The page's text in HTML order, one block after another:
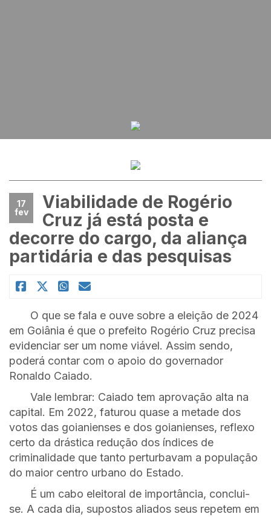
17
fev
Viabilidade de Rogério
Cruz já está posta e
decorre do cargo, da aliança
partidária e das pesquisas
O que se fala e ouve sobre a eleição de 2024
em Goiânia é que o prefeito Rogério Cruz precisa
evidenciar ser um nome viável. Assim sendo,
poderá contar com o apoio do governador
Ronaldo Caiado.
Vale lembrar: Caiado tem aprovação alta na
capital. Em 2022, faturou quase a metade dos
votos das goianienses e dos goianienses, reflexo
certo da drástica redução dos índices de
criminalidade que tanto perturbavam a população
do maior centro urbano do Estado.
É um cabo eleitoral de importância, conclui-
se. A cada dia, supostos aliados seus repetem em